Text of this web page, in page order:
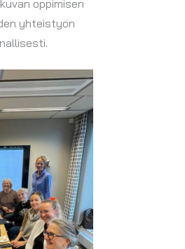
oppimisen
yhteistyön